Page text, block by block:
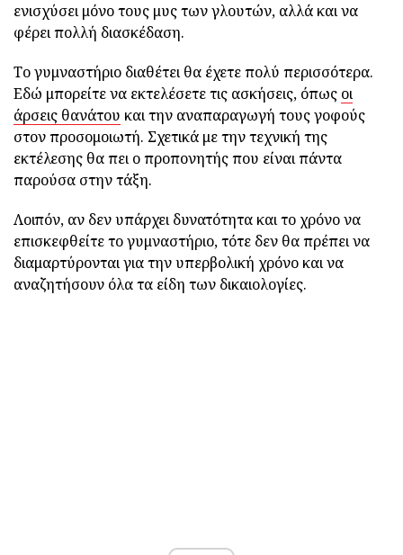
ενισχύσει μόνο τους μυς των γλουτών, αλλά και να
φέρει πολλή διασκέδαση.
Το γυμναστήριο διαθέτει θα έχετε πολύ περισσότερα.
Εδώ μπορείτε να εκτελέσετε τις ασκήσεις, όπως οι
άρσεις θανάτου και την αναπαραγωγή τους γοφούς
στον προσομοιωτή. Σχετικά με την τεχνική της
εκτέλεσης θα πει ο προπονητής που είναι πάντα
παρούσα στην τάξη.
Λοιπόν, αν δεν υπάρχει δυνατότητα και το χρόνο να
επισκεφθείτε το γυμναστήριο, τότε δεν θα πρέπει να
διαμαρτύρονται για την υπερβολική χρόνο και να
αναζητήσουν όλα τα είδη των δικαιολογίες.